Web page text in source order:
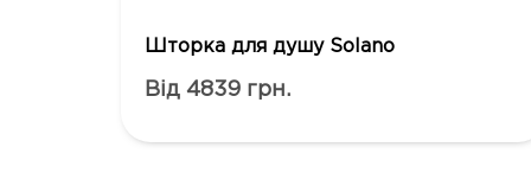
Шторка для душу Solano
Від 4839 грн.